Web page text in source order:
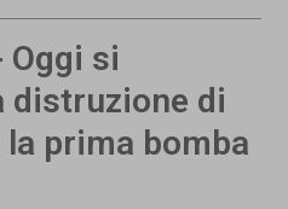
Oggi si
distruzione di
prima bomba